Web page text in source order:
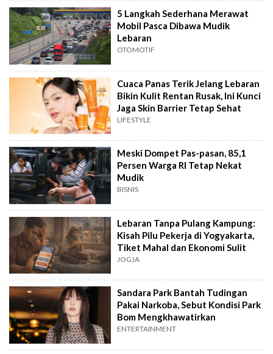
5 Langkah Sederhana Merawat
Mobil Pasca Dibawa Mudik
Lebaran
OTOMOTIF
Cuaca Panas Terik Jelang Lebaran
Bikin Kulit Rentan Rusak, Ini Kunci
Jaga Skin Barrier Tetap Sehat
LIFESTYLE
Meski Dompet Pas-pasan, 85,1
Persen Warga RI Tetap Nekat
Mudik
BISNIS
Lebaran Tanpa Pulang Kampung:
Kisah Pilu Pekerja di Yogyakarta,
Tiket Mahal dan Ekonomi Sulit
JOGJA
Sandara Park Bantah Tudingan
Pakai Narkoba, Sebut Kondisi Park
Bom Mengkhawatirkan
ENTERTAINMENT